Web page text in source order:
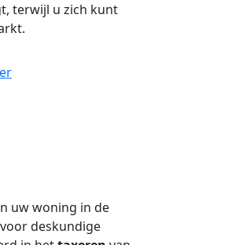
terwijl u zich kunt
uw woning in de
deskundige